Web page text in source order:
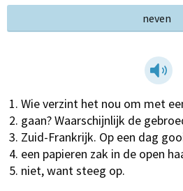
neven
Wie verzint het nou om met
gaan? Waarschijnlijk de
Zuid-Frankrijk. Op een dag
een papieren zak in de open
niet, want steeg op.​